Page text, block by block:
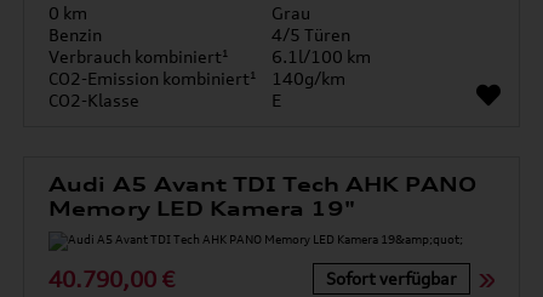
0 km
Grau
Benzin
4/5 Türen
Verbrauch kombiniert¹
6.1l/100 km
CO2-Emission kombiniert¹
140g/km
CO2-Klasse
E
Audi A5 Avant TDI Tech AHK PANO
Memory LED Kamera 19"
40.790,00 € Sofort verfügbar